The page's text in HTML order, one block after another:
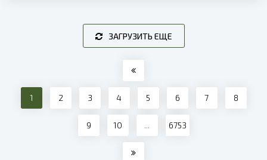
ЗАГРУЗИТЬ ЕЩЕ
1 2 3 4 5 6 7 8
9 10 ... 6753